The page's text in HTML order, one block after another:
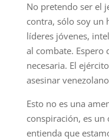
No pretendo ser el
contra, sólo soy un
líderes jóvenes,
al combate. Espero
necesaria. El
asesinar
Esto no es una
conspiración, es un
entienda que